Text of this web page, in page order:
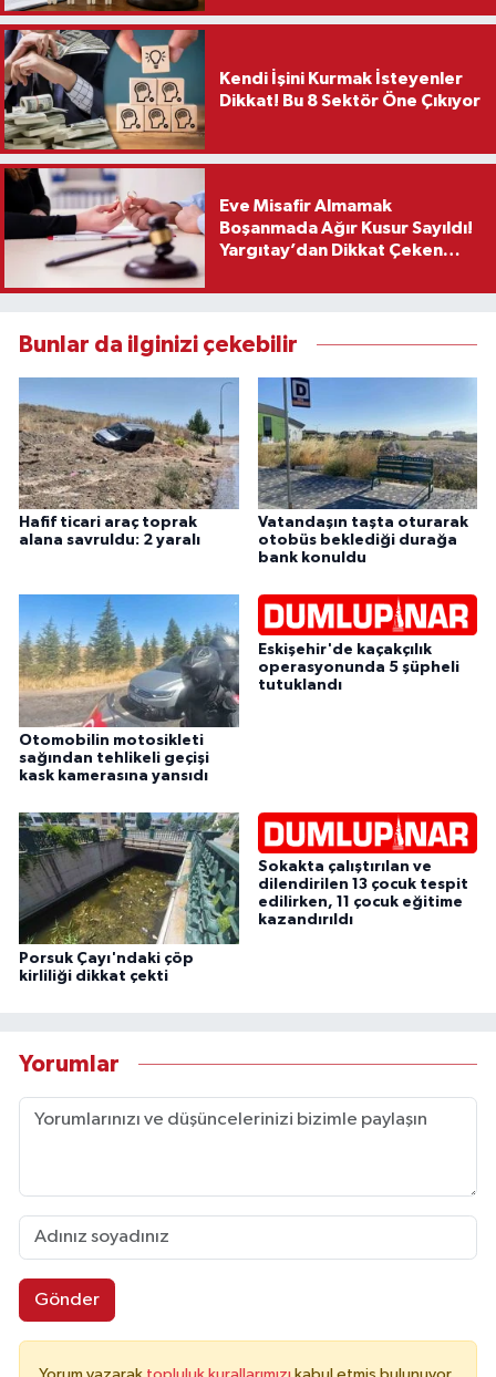
Kendi İşini Kurmak İsteyenler
Dikkat! Bu 8 Sektör Öne Çıkıyor
Eve Misafir Almamak
Boşanmada Ağır Kusur Sayıldı!
Yargıtay’dan Dikkat Çeken
Bunlar da ilginizi çekebilir
Hafif ticari araç toprak
alana savruldu: 2 yaralı
Vatandaşın taşta oturarak
otobüs beklediği durağa
bank konuldu
Otomobilin motosikleti
sağından tehlikeli geçişi
kask kamerasına yansıdı
Eskişehir'de kaçakçılık
operasyonunda 5 şüpheli
tutuklandı
Porsuk Çayı'ndaki çöp
kirliliği dikkat çekti
Sokakta çalıştırılan ve
dilendirilen 13 çocuk tespit
edilirken, 11 çocuk eğitime
kazandırıldı
Yorumlar
Gönder